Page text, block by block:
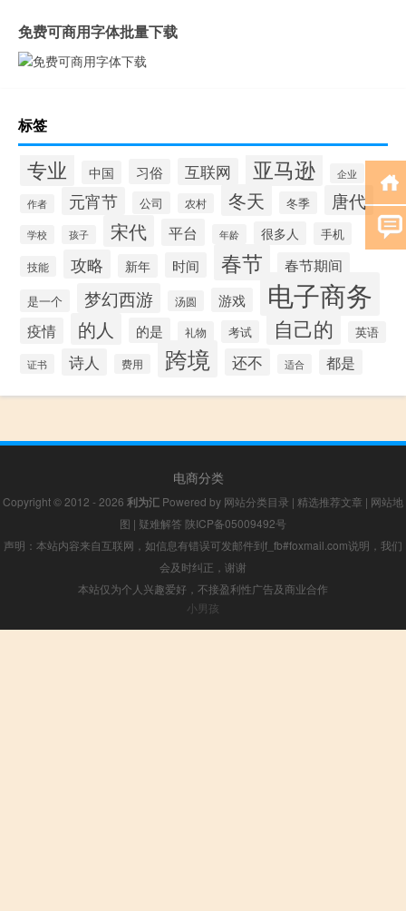
免费可商用字体批量下载
标签
专业 中国 习俗 互联网 亚马逊 企业
作者 元宵节 公司 农村 冬天 冬季 唐代
学校 孩子 宋代 平台 年龄 很多人 手机
技能 攻略 新年 时间 春节 春节期间
是一个 梦幻西游 汤圆 游戏 电子商务
疫情 的人 的是 礼物 考试 自己的 英语
证书 诗人 费用 跨境 还不 适合 都是
电商分类
Copyright © 2012 - 2026 利为汇 Powered by 网站分类目录 | 精选推荐文章 | 网站地
图 | 疑难解答 陕ICP备05009492号
声明：本站内容来自互联网，如信息有错误可发邮件到f_fb#foxmail.com说明，我们
会及时纠正，谢谢
本站仅为个人兴趣爱好，不接盈利性广告及商业合作
小男孩